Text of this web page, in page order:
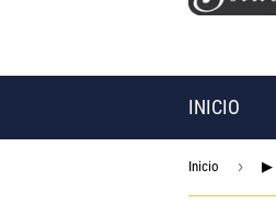
INICIO
Inicio ›